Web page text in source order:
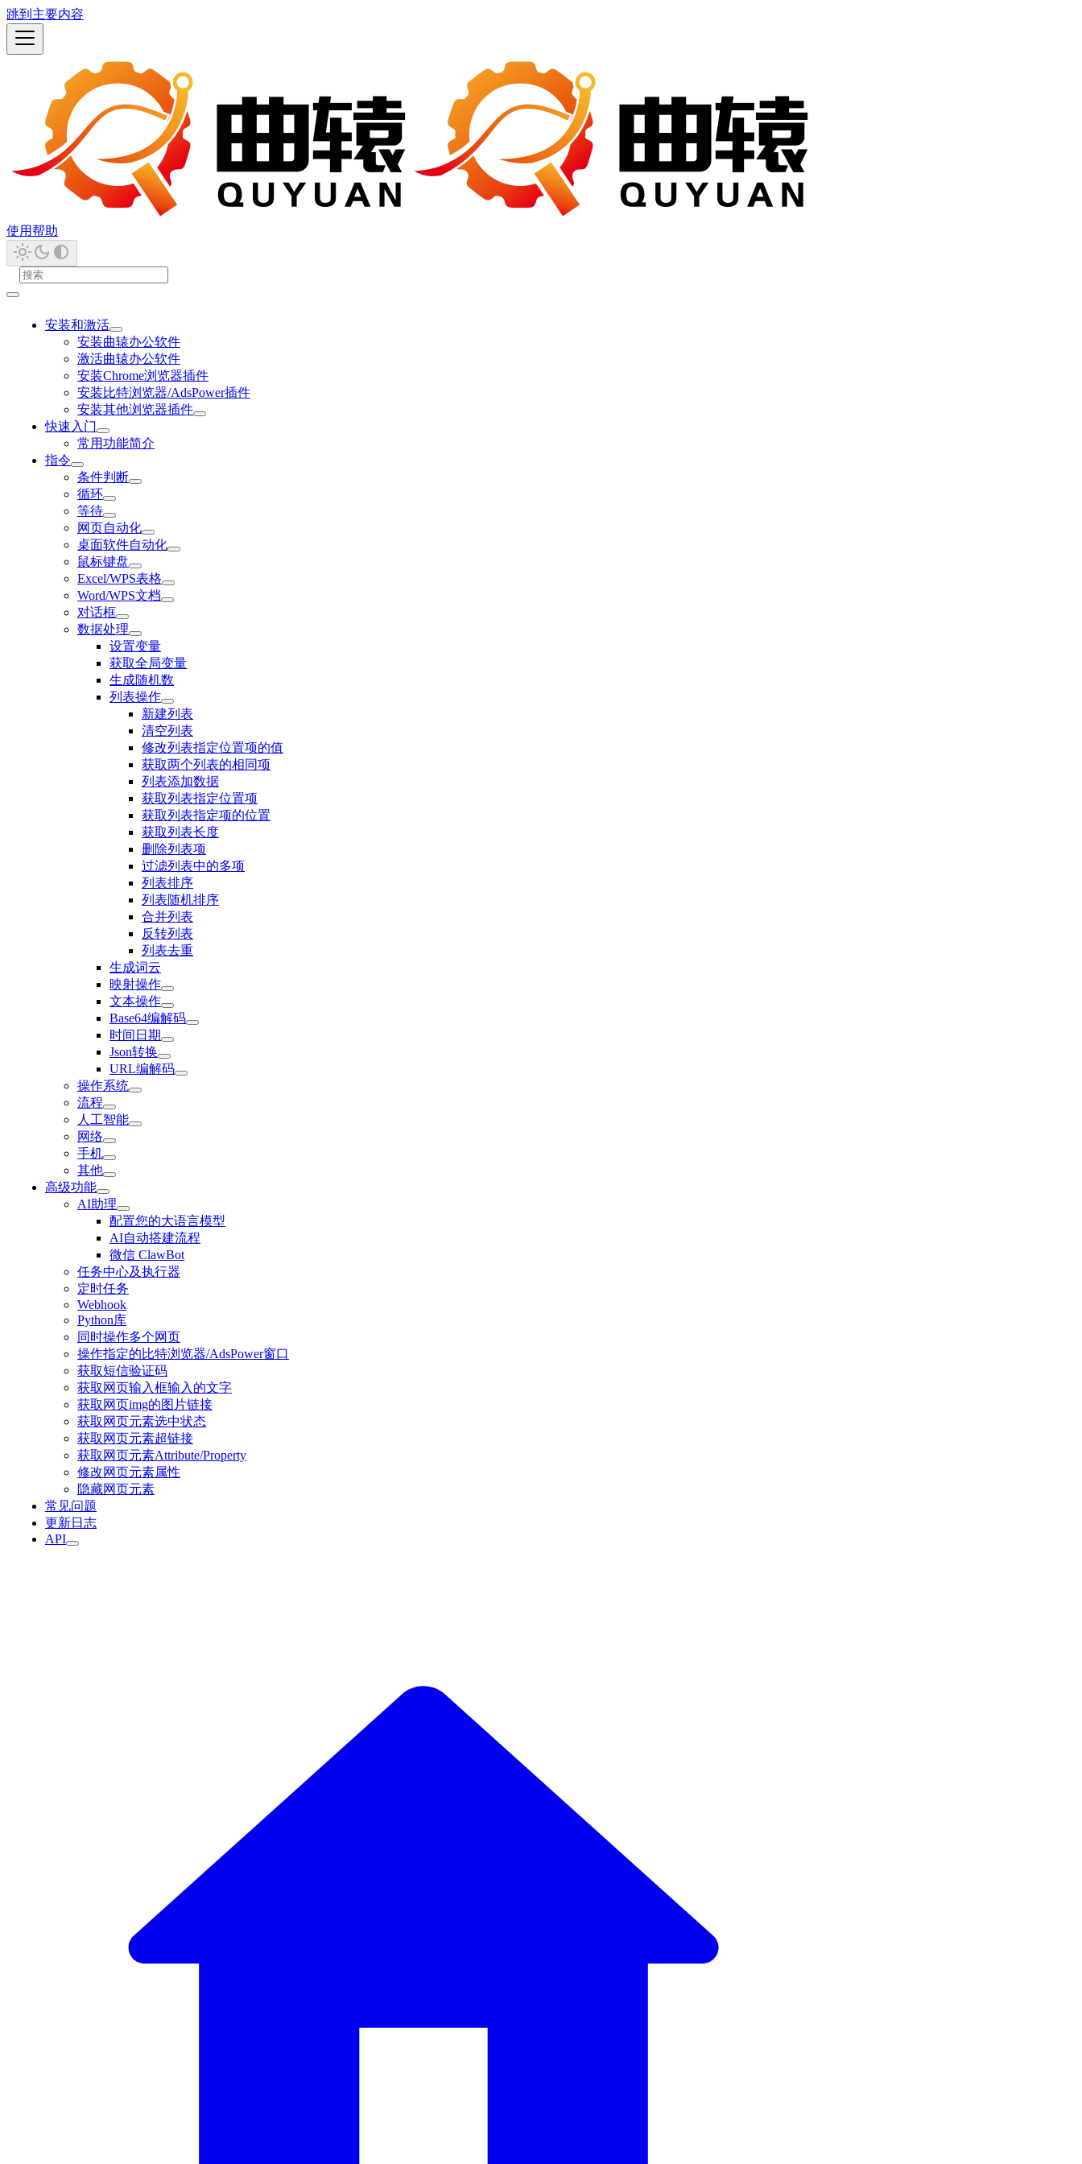
跳到主要内容
使用帮助
安装和激活
安装曲辕办公软件
激活曲辕办公软件
安装Chrome浏览器插件
安装比特浏览器/AdsPower插件
安装其他浏览器插件
快速入门
常用功能简介
指令
条件判断
循环
等待
网页自动化
桌面软件自动化
鼠标键盘
Excel/WPS表格
Word/WPS文档
对话框
数据处理
设置变量
获取全局变量
生成随机数
列表操作
新建列表
清空列表
修改列表指定位置项的值
获取两个列表的相同项
列表添加数据
获取列表指定位置项
获取列表指定项的位置
获取列表长度
删除列表项
过滤列表中的多项
列表排序
列表随机排序
合并列表
反转列表
列表去重
生成词云
映射操作
文本操作
Base64编解码
时间日期
Json转换
URL编解码
操作系统
流程
人工智能
网络
手机
其他
高级功能
AI助理
配置您的大语言模型
AI自动搭建流程
微信 ClawBot
任务中心及执行器
定时任务
Webhook
Python库
同时操作多个网页
操作指定的比特浏览器/AdsPower窗口
获取短信验证码
获取网页输入框输入的文字
获取网页img的图片链接
获取网页元素选中状态
获取网页元素超链接
获取网页元素Attribute/Property
修改网页元素属性
隐藏网页元素
常见问题
更新日志
API